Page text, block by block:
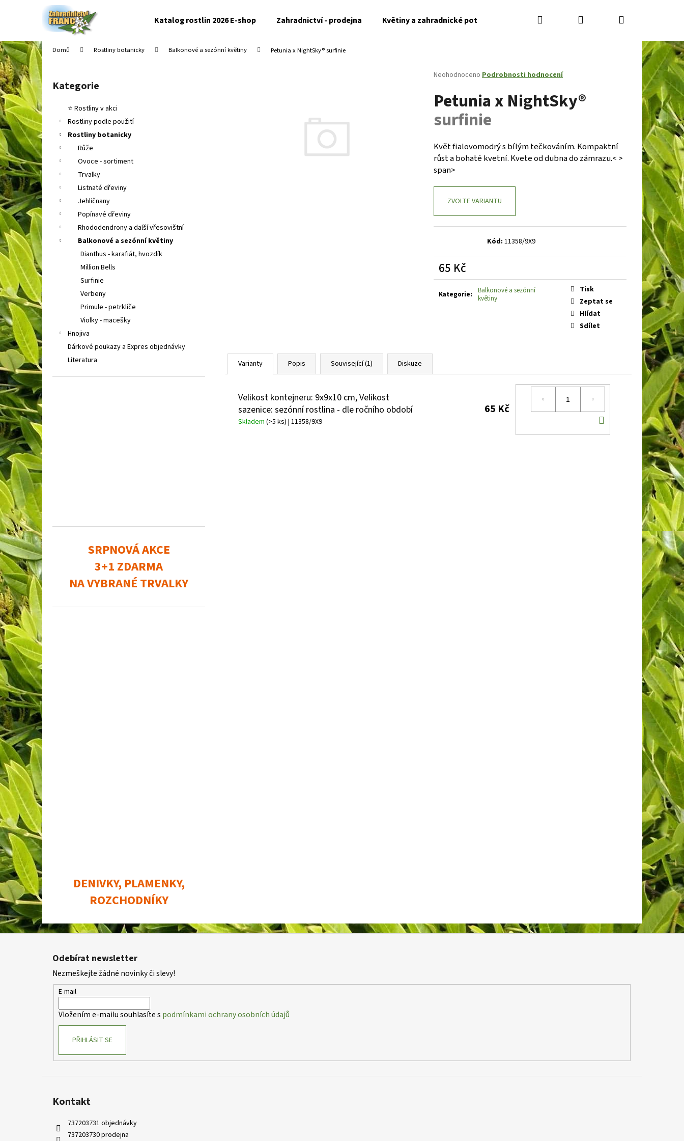
Katalog rostlin 2026 E-shop Zahradnictví - prodejna Květiny a zahradnické potřeby Kontakty Jak nakupovat
Hledat PřihlášeníNákupní
košík
Domů Rostliny botanicky Balkonové a sezónní květiny Petunia x NightSky®surfinie
P
o
s
t
r
a
n
n
í
p
a
n
e
l
Přeskočit
kategorie
Kategorie
⭐ Rostliny v akci
Rostliny podle použití
Rostliny botanicky
Růže
Ovoce - sortiment
Trvalky
Listnaté dřeviny
Jehličnany
Popínavé dřeviny
Rhododendrony a další vřesovištní
Balkonové a sezónní květiny
Dianthus - karafiát, hvozdík
Million Bells
Surfinie
Verbeny
Primule - petrklíče
Violky - macešky
Hnojiva
Dárkové poukazy a Expres objednávky
Literatura
SRPNOVÁ AKCE
3+1 ZDARMA
NA VYBRANÉ TRVALKY
DENIVKY, PLAMENKY,
ROZCHODNÍKY
Průměrné
produktu
je
z
hvězdiček.
Neohodnoceno Podrobnosti hodnocení
Petunia x NightSky®
surfinie
Květ fialovomodrý s bílým tečkováním. Kompaktní
růst a bohaté kvetní. Kvete od dubna do zámrazu.< >
span>
ZVOLTE VARIANTU
Kód: 11358/9X9
65 Kč
Měrná
Kategorie:
Balkonové a sezónní
květiny
Tisk
Zeptat se
Hlídat
Sdílet
Varianty Popis Související (1) Diskuze
Velikost kontejneru: 9x9x10 cm, Velikost
sazenice: sezónní rostlina - dle ročního období
Skladem (>5 ks) | 11358/9X9
65 Kč
KOŠÍKU
í
k
Zpět
do
obchodu
Zpět
do
obchodu
Co potřebujete najít?
Doporučujeme
BUDDLEIA DAVIDII PRINCE CHARMINGKOMULE
DAVIDOVA
HEMEROCALLIS X BOOBY RUBYDENIVKA
Z
Odebírat newsletter
Nezmeškejte žádné novinky či slevy!
E-mail
Vložením e-mailu souhlasíte s podmínkami ochrany osobních údajů
PŘIHLÁSIT SE
Kontakt
737203731 objednávky
737203730 prodejna